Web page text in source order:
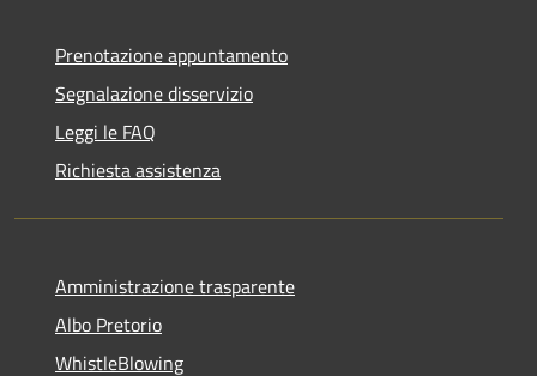
Prenotazione appuntamento
Segnalazione disservizio
Leggi le FAQ
Richiesta assistenza
Amministrazione trasparente
Albo Pretorio
WhistleBlowing